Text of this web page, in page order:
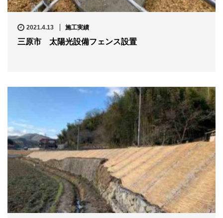
2021.4.13 施工実績
三原市 太陽光設備フェンス設置